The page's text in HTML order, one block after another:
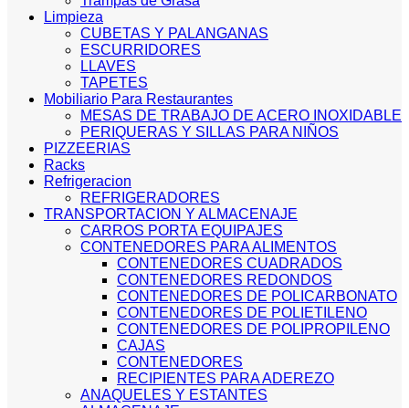
Limpieza
CUBETAS Y PALANGANAS
ESCURRIDORES
LLAVES
TAPETES
Mobiliario Para Restaurantes
MESAS DE TRABAJO DE ACERO INOXIDABLE
PERIQUERAS Y SILLAS PARA NIÑOS
PIZZEERIAS
Racks
Refrigeracion
REFRIGERADORES
TRANSPORTACION Y ALMACENAJE
CARROS PORTA EQUIPAJES
CONTENEDORES PARA ALIMENTOS
CONTENEDORES CUADRADOS
CONTENEDORES REDONDOS
CONTENEDORES DE POLICARBONATO
CONTENEDORES DE POLIETILENO
CONTENEDORES DE POLIPROPILENO
CAJAS
CONTENEDORES
RECIPIENTES PARA ADEREZO
ANAQUELES Y ESTANTES